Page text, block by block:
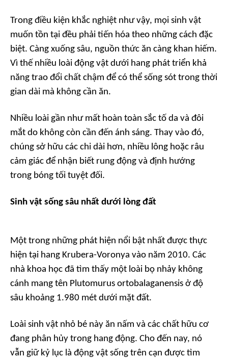
Trong điều kiện khắc nghiệt như vậy, mọi sinh vật
muốn tồn tại đều phải tiến hóa theo những cách đặc
biệt. Càng xuống sâu, nguồn thức ăn càng khan hiếm.
Vì thế nhiều loài động vật dưới hang phát triển khả
năng trao đổi chất chậm để có thể sống sót trong thời
gian dài mà không cần ăn.
Nhiều loài gần như mất hoàn toàn sắc tố da và đôi
mắt do không còn cần đến ánh sáng. Thay vào đó,
chúng sở hữu các chi dài hơn, nhiều lông hoặc râu
cảm giác để nhận biết rung động và định hướng
trong bóng tối tuyệt đối.
Sinh vật sống sâu nhất dưới lòng đất
Một trong những phát hiện nổi bật nhất được thực
hiện tại hang Krubera-Voronya vào năm 2010. Các
nhà khoa học đã tìm thấy một loài bọ nhảy không
cánh mang tên Plutomurus ortobalaganensis ở độ
sâu khoảng 1.980 mét dưới mặt đất.
Loài sinh vật nhỏ bé này ăn nấm và các chất hữu cơ
đang phân hủy trong hang động. Cho đến nay, nó
vẫn giữ kỷ lục là động vật sống trên cạn được tìm